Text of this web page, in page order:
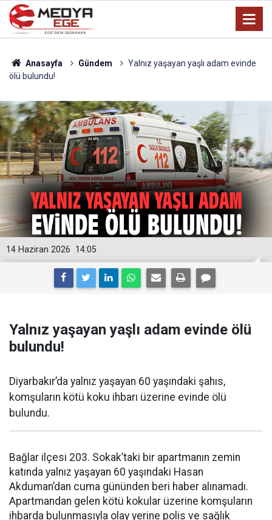
Anasayfa Gündem
Yalnız yaşayan yaşlı adam evinde
ölü bulundu!
14:05
14 Haziran 2026
Yalnız yaşayan yaşlı adam evinde ölü
bulundu!
Diyarbakır’da yalnız yaşayan 60 yaşındaki şahıs,
komşuların kötü koku ihbarı üzerine evinde ölü
bulundu.
Bağlar ilçesi 203. Sokak’taki bir apartmanın zemin
katında yalnız yaşayan 60 yaşındaki Hasan
Akduman’dan cuma gününden beri haber alınamadı.
Apartmandan gelen kötü kokular üzerine komşuların
ihbarda bulunmasıyla olay yerine polis ve sağlık